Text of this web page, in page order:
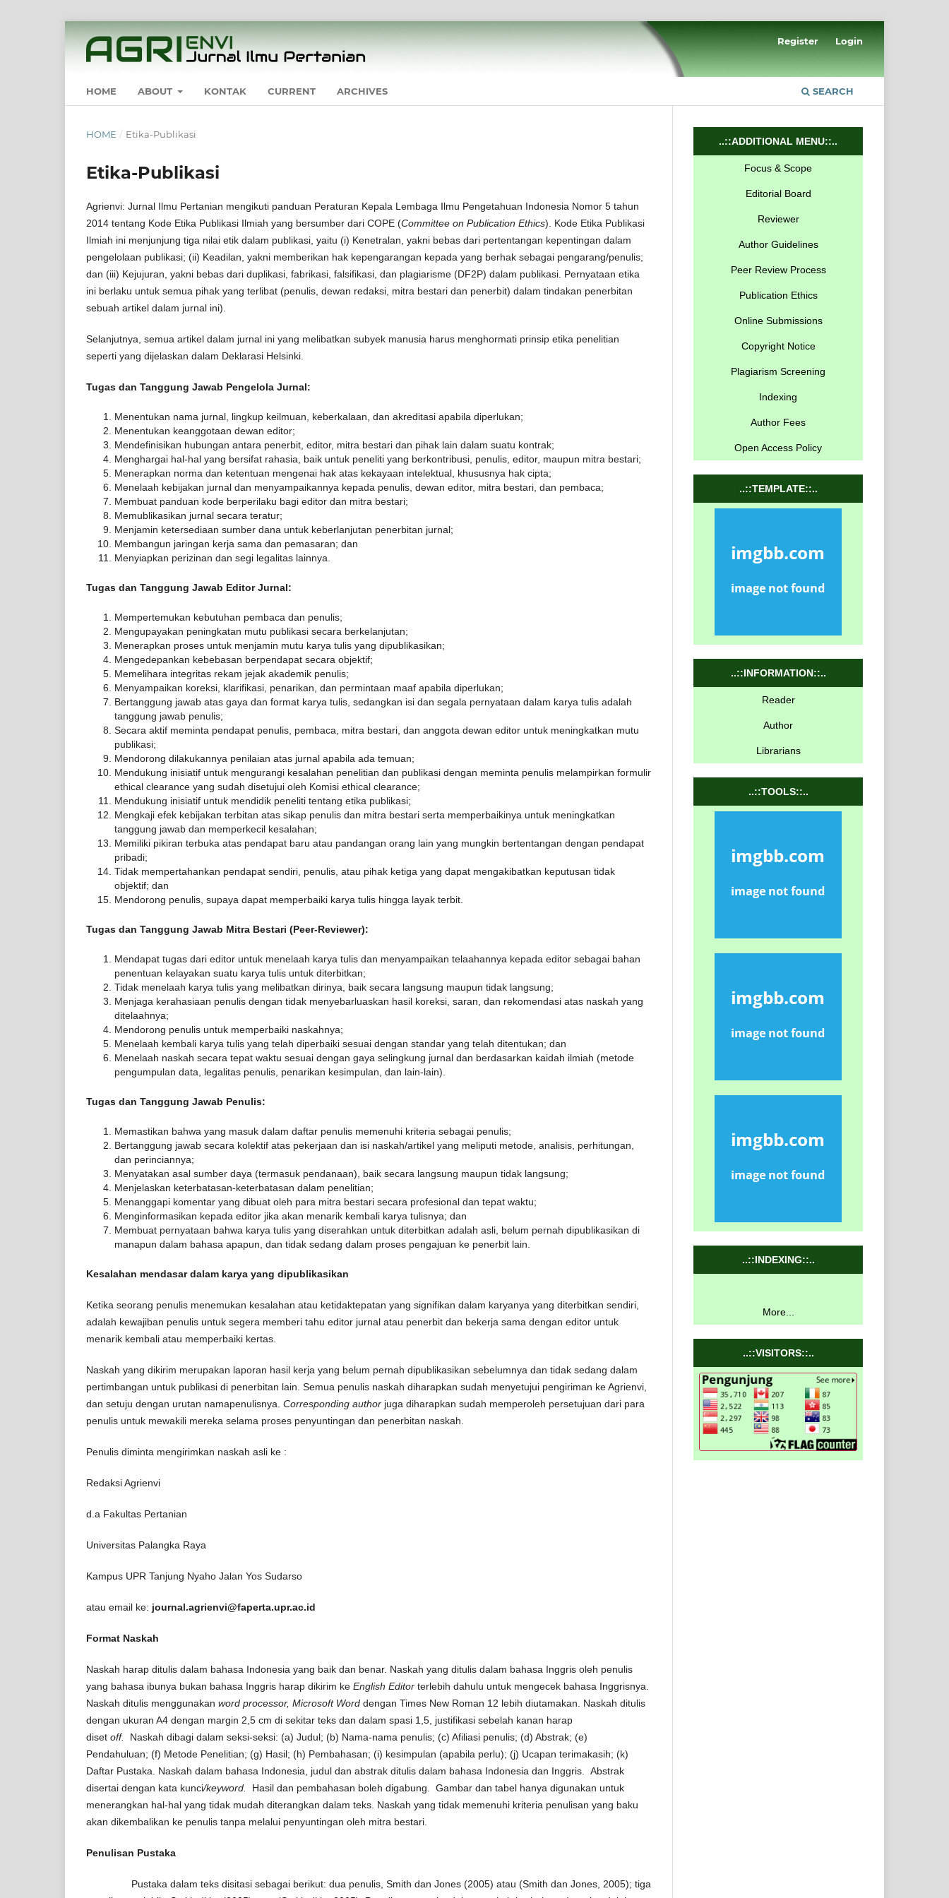
HOME ABOUT KONTAK CURRENT ARCHIVES SEARCH
Register Login
HOME / Etika-Publikasi
Etika-Publikasi
Agrienvi: Jurnal Ilmu Pertanian mengikuti panduan Peraturan Kepala Lembaga Ilmu Pengetahuan Indonesia Nomor 5 tahun
2014 tentang Kode Etika Publikasi Ilmiah yang bersumber dari COPE (Committee on Publication Ethics). Kode Etika Publikasi
Ilmiah ini menjunjung tiga nilai etik dalam publikasi, yaitu (i) Kenetralan, yakni bebas dari pertentangan kepentingan dalam
pengelolaan publikasi; (ii) Keadilan, yakni memberikan hak kepengarangan kepada yang berhak sebagai pengarang/penulis;
dan (iii) Kejujuran, yakni bebas dari duplikasi, fabrikasi, falsifikasi, dan plagiarisme (DF2P) dalam publikasi. Pernyataan etika
ini berlaku untuk semua pihak yang terlibat (penulis, dewan redaksi, mitra bestari dan penerbit) dalam tindakan penerbitan
sebuah artikel dalam jurnal ini).
Selanjutnya, semua artikel dalam jurnal ini yang melibatkan subyek manusia harus menghormati prinsip etika penelitian
seperti yang dijelaskan dalam Deklarasi Helsinki.
Tugas dan Tanggung Jawab Pengelola Jurnal:
Menentukan nama jurnal, lingkup keilmuan, keberkalaan, dan akreditasi apabila diperlukan;
Menentukan keanggotaan dewan editor;
Mendefinisikan hubungan antara penerbit, editor, mitra bestari dan pihak lain dalam suatu kontrak;
Menghargai hal-hal yang bersifat rahasia, baik untuk peneliti yang berkontribusi, penulis, editor, maupun mitra bestari;
Menerapkan norma dan ketentuan mengenai hak atas kekayaan intelektual, khususnya hak cipta;
Menelaah kebijakan jurnal dan menyampaikannya kepada penulis, dewan editor, mitra bestari, dan pembaca;
Membuat panduan kode berperilaku bagi editor dan mitra bestari;
Memublikasikan jurnal secara teratur;
Menjamin ketersediaan sumber dana untuk keberlanjutan penerbitan jurnal;
Membangun jaringan kerja sama dan pemasaran; dan
Menyiapkan perizinan dan segi legalitas lainnya.
Tugas dan Tanggung Jawab Editor Jurnal:
Mempertemukan kebutuhan pembaca dan penulis;
Mengupayakan peningkatan mutu publikasi secara berkelanjutan;
Menerapkan proses untuk menjamin mutu karya tulis yang dipublikasikan;
Mengedepankan kebebasan berpendapat secara objektif;
Memelihara integritas rekam jejak akademik penulis;
Menyampaikan koreksi, klarifikasi, penarikan, dan permintaan maaf apabila diperlukan;
Bertanggung jawab atas gaya dan format karya tulis, sedangkan isi dan segala pernyataan dalam karya tulis adalah
tanggung jawab penulis;
Secara aktif meminta pendapat penulis, pembaca, mitra bestari, dan anggota dewan editor untuk meningkatkan mutu
publikasi;
Mendorong dilakukannya penilaian atas jurnal apabila ada temuan;
Mendukung inisiatif untuk mengurangi kesalahan penelitian dan publikasi dengan meminta penulis melampirkan formulir
ethical clearance yang sudah disetujui oleh Komisi ethical clearance;
Mendukung inisiatif untuk mendidik peneliti tentang etika publikasi;
Mengkaji efek kebijakan terbitan atas sikap penulis dan mitra bestari serta memperbaikinya untuk meningkatkan
tanggung jawab dan memperkecil kesalahan;
Memiliki pikiran terbuka atas pendapat baru atau pandangan orang lain yang mungkin bertentangan dengan pendapat
pribadi;
Tidak mempertahankan pendapat sendiri, penulis, atau pihak ketiga yang dapat mengakibatkan keputusan tidak
objektif; dan
Mendorong penulis, supaya dapat memperbaiki karya tulis hingga layak terbit.
Tugas dan Tanggung Jawab Mitra Bestari (Peer-Reviewer):
Mendapat tugas dari editor untuk menelaah karya tulis dan menyampaikan telaahannya kepada editor sebagai bahan
penentuan kelayakan suatu karya tulis untuk diterbitkan;
Tidak menelaah karya tulis yang melibatkan dirinya, baik secara langsung maupun tidak langsung;
Menjaga kerahasiaan penulis dengan tidak menyebarluaskan hasil koreksi, saran, dan rekomendasi atas naskah yang
ditelaahnya;
Mendorong penulis untuk memperbaiki naskahnya;
Menelaah kembali karya tulis yang telah diperbaiki sesuai dengan standar yang telah ditentukan; dan
Menelaah naskah secara tepat waktu sesuai dengan gaya selingkung jurnal dan berdasarkan kaidah ilmiah (metode
pengumpulan data, legalitas penulis, penarikan kesimpulan, dan lain-lain).
Tugas dan Tanggung Jawab Penulis:
Memastikan bahwa yang masuk dalam daftar penulis memenuhi kriteria sebagai penulis;
Bertanggung jawab secara kolektif atas pekerjaan dan isi naskah/artikel yang meliputi metode, analisis, perhitungan,
dan perinciannya;
Menyatakan asal sumber daya (termasuk pendanaan), baik secara langsung maupun tidak langsung;
Menjelaskan keterbatasan-keterbatasan dalam penelitian;
Menanggapi komentar yang dibuat oleh para mitra bestari secara profesional dan tepat waktu;
Menginformasikan kepada editor jika akan menarik kembali karya tulisnya; dan
Membuat pernyataan bahwa karya tulis yang diserahkan untuk diterbitkan adalah asli, belum pernah dipublikasikan di
manapun dalam bahasa apapun, dan tidak sedang dalam proses pengajuan ke penerbit lain.
Kesalahan mendasar dalam karya yang dipublikasikan
Ketika seorang penulis menemukan kesalahan atau ketidaktepatan yang signifikan dalam karyanya yang diterbitkan sendiri,
adalah kewajiban penulis untuk segera memberi tahu editor jurnal atau penerbit dan bekerja sama dengan editor untuk
menarik kembali atau memperbaiki kertas.
Naskah yang dikirim merupakan laporan hasil kerja yang belum pernah dipublikasikan sebelumnya dan tidak sedang dalam
pertimbangan untuk publikasi di penerbitan lain. Semua penulis naskah diharapkan sudah menyetujui pengiriman ke Agrienvi,
dan setuju dengan urutan namapenulisnya. Corresponding author juga diharapkan sudah memperoleh persetujuan dari para
penulis untuk mewakili mereka selama proses penyuntingan dan penerbitan naskah.
Penulis diminta mengirimkan naskah asli ke :
Redaksi Agrienvi
d.a Fakultas Pertanian
Universitas Palangka Raya
Kampus UPR Tanjung Nyaho Jalan Yos Sudarso
atau email ke: journal.agrienvi@faperta.upr.ac.id
Format Naskah
Naskah harap ditulis dalam bahasa Indonesia yang baik dan benar. Naskah yang ditulis dalam bahasa Inggris oleh penulis
yang bahasa ibunya bukan bahasa Inggris harap dikirim ke English Editor terlebih dahulu untuk mengecek bahasa Inggrisnya.
Naskah ditulis menggunakan word processor, Microsoft Word dengan Times New Roman 12 lebih diutamakan. Naskah ditulis
dengan ukuran A4 dengan margin 2,5 cm di sekitar teks dan dalam spasi 1,5, justifikasi sebelah kanan harap
diset off.
Naskah dibagi dalam seksi-seksi: (a) Judul; (b) Nama-nama penulis; (c) Afiliasi penulis; (d) Abstrak; (e)
Pendahuluan; (f) Metode Penelitian; (g) Hasil; (h) Pembahasan; (i) kesimpulan (apabila perlu); (j) Ucapan terimakasih; (k)
Daftar Pustaka. Naskah dalam bahasa Indonesia, judul dan abstrak ditulis dalam bahasa Indonesia dan Inggris. Abstrak
disertai dengan kata kunci/keyword.
Hasil dan pembahasan boleh digabung. Gambar dan tabel hanya digunakan untuk
menerangkan hal-hal yang tidak mudah diterangkan dalam teks. Naskah yang tidak memenuhi kriteria penulisan yang baku
akan dikembalikan ke penulis tanpa melalui penyuntingan oleh mitra bestari.
Penulisan Pustaka
Pustaka dalam teks disitasi sebagai berikut: dua penulis, Smith dan Jones (2005) atau (Smith dan Jones, 2005); tiga
..::ADDITIONAL MENU::..
Focus & Scope
Editorial Board
Reviewer
Author Guidelines
Peer Review Process
Publication Ethics
Online Submissions
Copyright Notice
Plagiarism Screening
Indexing
Author Fees
Open Access Policy
..::TEMPLATE::..
..::INFORMATION::..
Reader
Author
Librarians
..::TOOLS::..
..::INDEXING::..
More...
..::VISITORS::..